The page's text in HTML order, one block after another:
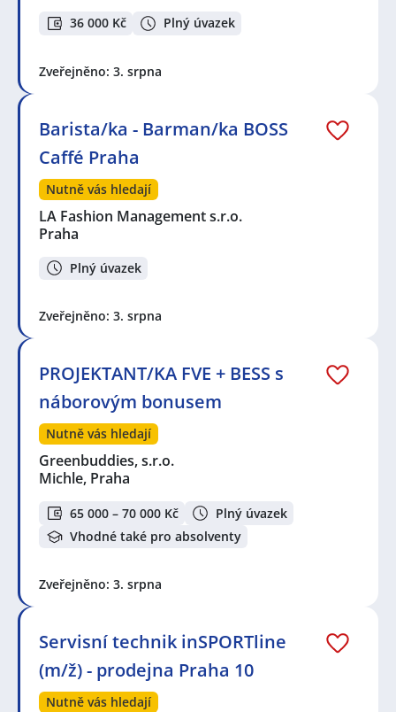
36 000 Kč Plný úvazek
Zveřejněno: 3. srpna
Barista/ka - Barman/ka BOSS
Caffé Praha
Nutně vás hledají
LA Fashion Management s.r.o.
Praha
Plný úvazek
Zveřejněno: 3. srpna
PROJEKTANT/KA FVE + BESS s
náborovým bonusem
Nutně vás hledají
Greenbuddies, s.r.o.
Michle, Praha
65 000 – 70 000 Kč
Plný úvazek
Vhodné také pro absolventy
Zveřejněno: 3. srpna
Servisní technik inSPORTline
(m/ž) - prodejna Praha 10
Nutně vás hledají